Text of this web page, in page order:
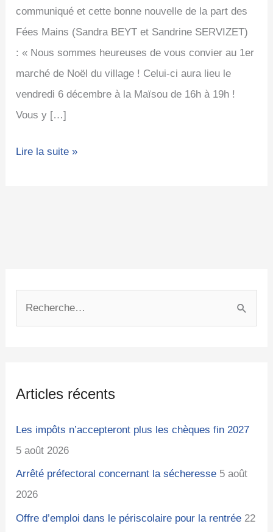
communiqué et cette bonne nouvelle de la part des
Fées Mains (Sandra BEYT et Sandrine SERVIZET)
: « Nous sommes heureuses de vous convier au 1er
marché de Noël du village ! Celui-ci aura lieu le
vendredi 6 décembre à la Maïsou de 16h à 19h !
Vous y […]
Lire la suite »
e
c
h
e
r
Articles récents
Les impôts n’accepteront plus les chèques fin 2027
5 août 2026
Arrêté préfectoral concernant la sécheresse 5 août
2026
Offre d’emploi dans le périscolaire pour la rentrée 22
r
i
e
e
s